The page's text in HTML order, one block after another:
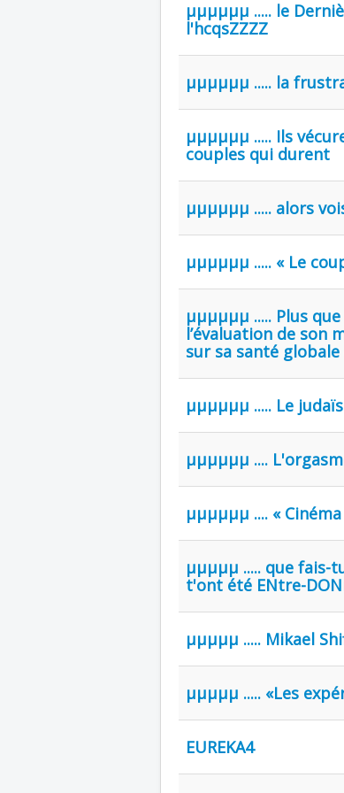
µµµµµµ ..... le
l'hcqsZZZZ
µµµµµµ ..... la
µµµµµµ ..... Ils
couples qui durent
µµµµµµ ..... alors
µµµµµµ ..... « Le
µµµµµµ ..... Plus
l’évaluation de son
sur sa santé
µµµµµµ ..... Le
µµµµµµ ....
µµµµµµ .... «
µµµµµ ..... que fais-
t'ont été ENtre-
µµµµµ ..... Mikael
µµµµµ ..... «Les
EUREKA4